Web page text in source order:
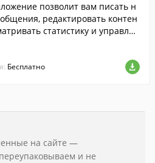
позволит вам писать н
редактировать контен
статистику и управлят
Бесплатно
на сайте —
и не